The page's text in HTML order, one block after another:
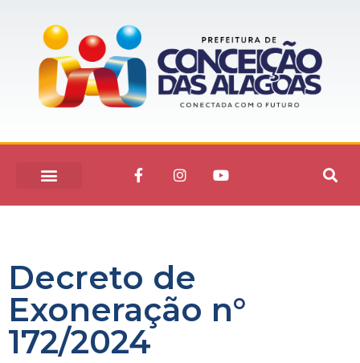
Decreto de
Exoneração n°
172/2024